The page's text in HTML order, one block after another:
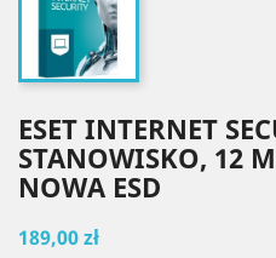
ESET INTERNET
STANOWISKO, 12
NOWA ESD
189,00 zł